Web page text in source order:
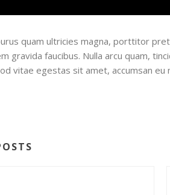
quam ultricies magna, porttitor
faucibus. Nulla arcu quam,
vitae egestas sit amet, accumsan eu